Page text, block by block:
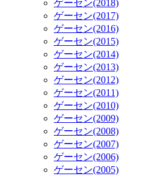
ゲーセン(2018)
ゲーセン(2017)
ゲーセン(2016)
ゲーセン(2015)
ゲーセン(2014)
ゲーセン(2013)
ゲーセン(2012)
ゲーセン(2011)
ゲーセン(2010)
ゲーセン(2009)
ゲーセン(2008)
ゲーセン(2007)
ゲーセン(2006)
ゲーセン(2005)